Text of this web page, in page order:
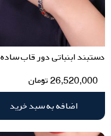
دستبند ابنباتی دور قاب ساده
26,520,000تومان
اضافه به سبد خرید